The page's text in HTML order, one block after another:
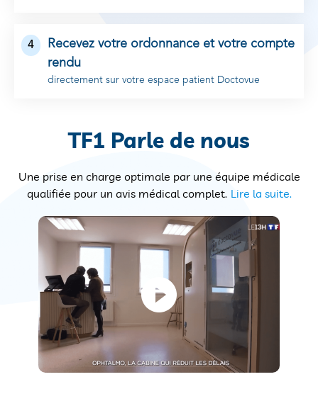
4
Recevez votre ordonnance et votre compte
rendu
directement sur votre espace patient Doctovue
TF1 Parle de nous
Une prise en charge optimale par une équipe médicale
qualifiée pour un avis médical complet. Lire la suite.